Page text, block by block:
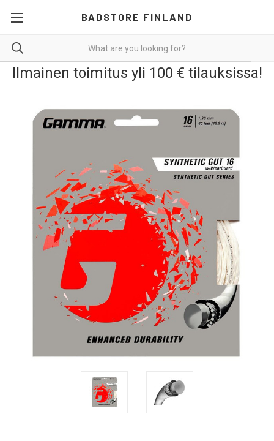
BADSTORE FINLAND
Ilmainen toimitus yli 100 € tilauksissa!